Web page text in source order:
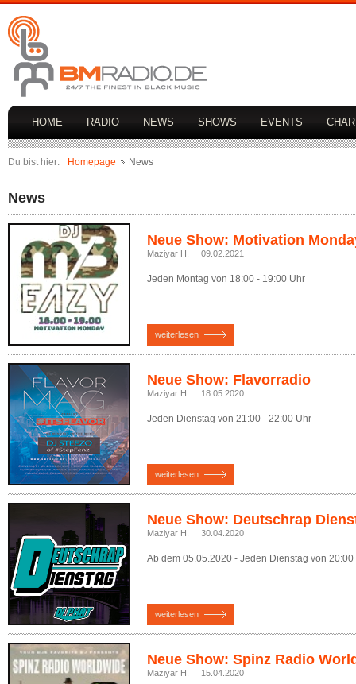
HOME RADIO NEWS SHOWS EVENTS
Du bist hier: Homepage News
News
Neue Show: Motivation
Maziyar H. 09.02.2021
Jeden Montag von 18:00 - 19:00 Uhr
weiterlesen
Neue Show: Flavorradio
Maziyar H. 18.05.2020
Jeden Dienstag von 21:00 - 22:00 Uhr
weiterlesen
Neue Show: Deutschrap
Maziyar H. 30.04.2020
Ab dem 05.05.2020 - Jeden Dienstag von 20:00
weiterlesen
Neue Show: Spinz Radio
Maziyar H. 15.04.2020